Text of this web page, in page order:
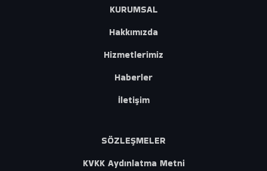
KURUMSAL
Hakkımızda
Hizmetlerimiz
Haberler
İletişim
SÖZLEŞMELER
KVKK Aydınlatma Metni